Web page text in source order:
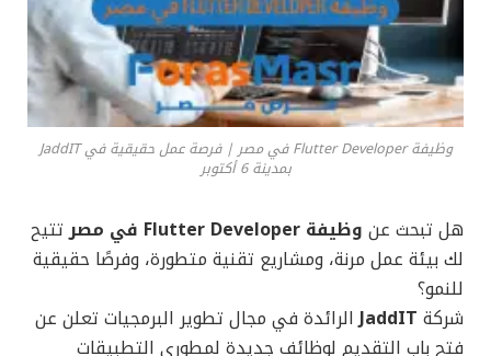
وظيفة Flutter Developer في مصر | فرصة عمل حقيقية في JaddIT
بمدينة 6 أكتوبر
هل تبحث عن وظيفة Flutter Developer في مصر
تتيح
لك بيئة عمل مرنة، ومشاريع تقنية متطورة، وفرصًا حقيقية
للنمو؟
شركة JaddITالرائدة في مجال تطوير البرمجيات تعلن عن
فتح باب التقديم لوظائف جديدة لمطوري التطبيقات